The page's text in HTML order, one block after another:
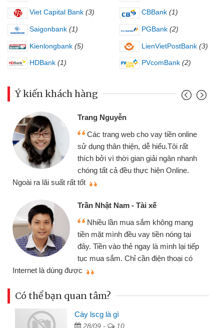
Viet Capital Bank (3) CBBank (1)
Saigonbank (1) PGBank (2)
Kienlongbank (5) LienVietPostBank (3)
HDBank (1) PVcomBank (2)
Ý kiến khách hàng
web cho vay tiền online
thiện, dễ hiểu.Tôi rất
gian giải ngân nhanh
thực hiện Online.
- Tài xế
mua sắm không mang
đều vay tiền nóng tại
thẻ ngay là mình lại tiếp
Chỉ cần điện thoại có
chiếc xe wave
cần gặp mặt nên
nhiều lúc cần
đến website qua
đã giải quyết
Có thể bạn quan tâm?
Cày lscg là gì
28/09 - 10